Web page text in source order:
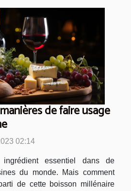
de faire usage
02:14
essentiel dans de
du monde. Mais comment
de cette boisson millénaire